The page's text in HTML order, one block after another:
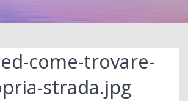
come-trovare-
strada.jpg